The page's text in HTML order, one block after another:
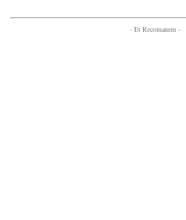
- Et Recomanem -